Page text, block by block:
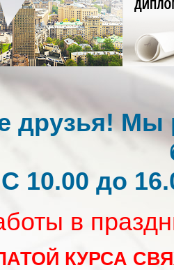
друзья! Мы
С 10.00 до
в
КУРСА